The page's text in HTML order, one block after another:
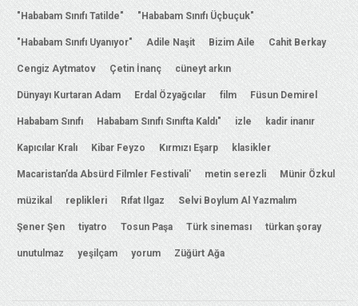
"Hababam Sınıfı Tatilde" "Hababam Sınıfı Üçbuçuk"
"Hababam Sınıfı Uyanıyor" Adile Naşit Bizim Aile Cahit Berkay
Cengiz Aytmatov Çetin İnanç cüneyt arkın
Dünyayı Kurtaran Adam Erdal Özyağcılar film Füsun Demirel
Hababam Sınıfı Hababam Sınıfı Sınıfta Kaldı" izle kadir inanır
Kapıcılar Kralı Kibar Feyzo Kırmızı Eşarp klasikler
Macaristan’da Absürd Filmler Festivali' metin serezli Münir Özkul
müzikal replikleri Rıfat Ilgaz Selvi Boylum Al Yazmalım
Şener Şen tiyatro Tosun Paşa Türk sineması türkan şoray
unutulmaz yeşilçam yorum Züğürt Ağa